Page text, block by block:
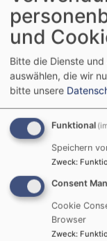
So, 16.8. 9:30 Uhr
Gottesdienst
Mitwitz
und
Bitte die Dienste
auswählen, die wir
bitte unsere
Funktional
Speichern
Zweck:
Consent
Cookie
Browser
Zweck: